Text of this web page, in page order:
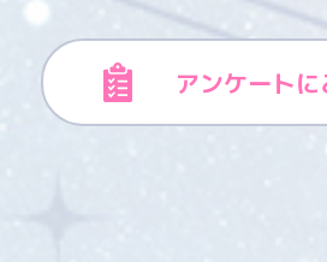
アンケートに